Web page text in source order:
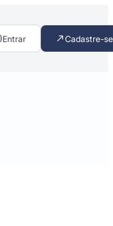
Entrar Cadastre-se